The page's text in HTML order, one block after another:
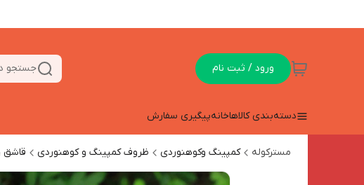
ورود / ثبت نام جستجو
دسته‌بندی کالاهاخانهپیگیری سفارش
مسترکوله کمپینگ وکوهنوردی ظروف کمپینگ و کوهنوردی قاشق